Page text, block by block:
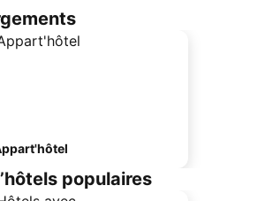
populaires